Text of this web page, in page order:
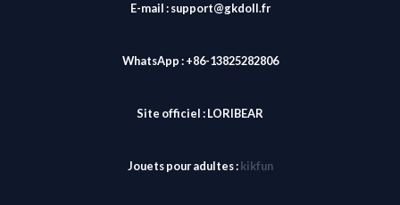
E-mail : support@gkdoll.fr
WhatsApp : +86-13825282806
Site officiel :LORIBEAR
Jouets pour adultes : kikfun